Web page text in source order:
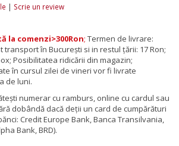
| Scrie un review
la comenzi>300Ron; Termen de livrare:
transport în București si in restul țării: 17 Ron;
Posibilitatea ridicării din magazin;
în cursul zilei de vineri vor fi livrate
de luni.
numerar cu ramburs, online cu cardul sau
dobândă dacă deții un card de cumpărături
Credit Europe Bank, Banca Transilvania,
Bank, BRD).